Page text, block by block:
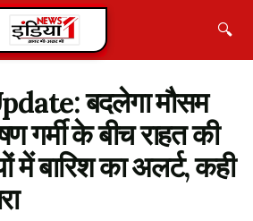
🔍
बदलेगा मौसम
गर्मी के बीच राहत की
में बारिश का अलर्ट, कही